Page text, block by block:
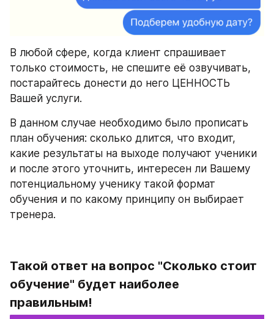
В любой сфере, когда клиент спрашивает
только стоимость, не спешите её озвучивать,
постарайтесь донести до него ЦЕННОСТЬ
Вашей услуги.
В данном случае необходимо было прописать
план обучения: сколько длится, что входит,
какие результаты на выходе получают ученики
и после этого уточнить, интересен ли Вашему
потенциальному ученику такой формат
обучения и по какому принципу он выбирает
тренера.
Такой ответ на вопрос "Сколько стоит
обучение" будет наиболее
правильным!